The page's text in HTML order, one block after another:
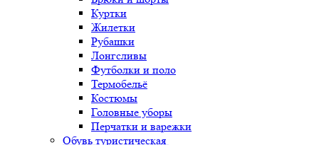
Куртки
Жилетки
Рубашки
Лонгсливы
Футболки и поло
Термобельё
Костюмы
Головные уборы
Перчатки и варежки
Обувь туристическая